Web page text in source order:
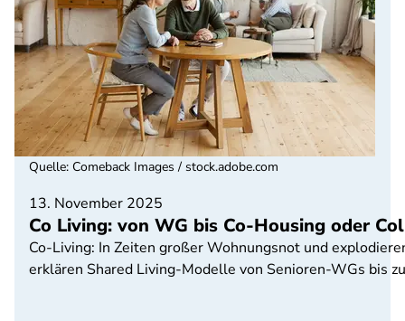
13. November 2025
Co Living: von WG bis Co-Housing oder
Co-Living: In Zeiten großer Wohnungsnot und
erklären Shared Living-Modelle von Senioren-WGs bis
Quelle: Comeback Images / stock.adobe.com